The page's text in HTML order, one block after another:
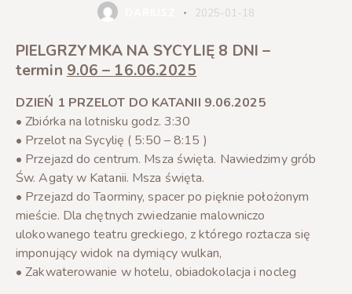
2025-01-18
PIELGRZYMKA NA SYCYLIĘ 8 DNI –
termin 9.06 – 16.06.2025
DZIEŃ 1 PRZELOT DO KATANII 9.06.2025
• Zbiórka na lotnisku godz. 3:30
• Przelot na Sycylię ( 5:50 – 8:15 )
• Przejazd do centrum. Msza święta. Nawiedzimy grób
Św. Agaty w Katanii. Msza święta.
• Przejazd do Taorminy, spacer po pięknie położonym
mieście. Dla chętnych zwiedzanie malowniczo
ulokowanego teatru greckiego, z którego roztacza się
imponujący widok na dymiący wulkan,
• Zakwaterowanie w hotelu, obiadokolacja i nocleg